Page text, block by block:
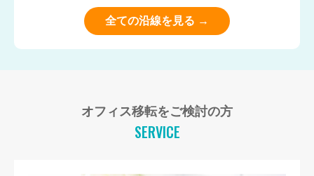
全ての沿線を見る →
オフィス移転をご検討の方
SERVICE